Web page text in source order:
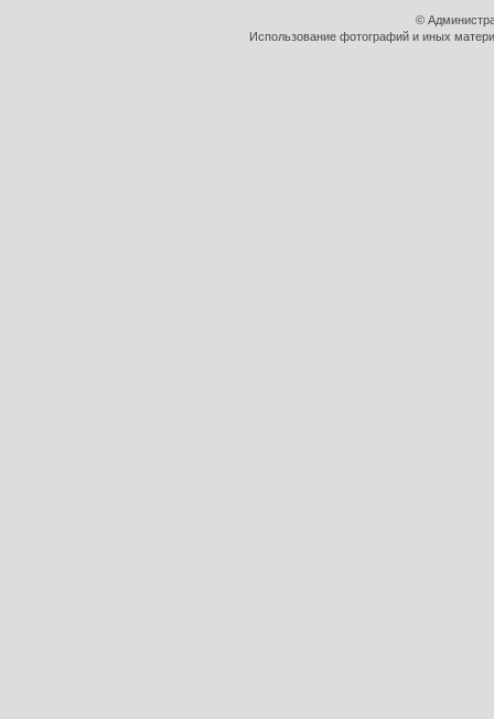
©
Использование фотографий и иных